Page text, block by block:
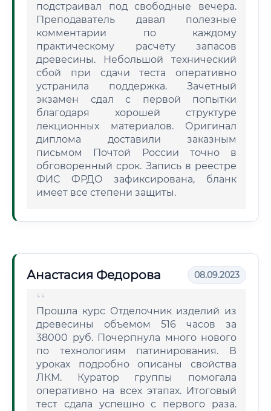
подстраивал под свободные вечера.
Преподаватель давал полезные
комментарии по каждому
практическому расчету запасов
древесины. Небольшой технический
сбой при сдачи теста оперативно
устранила поддержка. Зачетный
экзамен сдал с первой попытки
благодаря хорошей структуре
лекционных материалов. Оригинал
диплома доставили заказным
письмом Почтой России точно в
обговоренный срок. Запись в реестре
ФИС ФРДО зафиксирована, бланк
имеет все степени защиты.
Анастасия Федорова 08.09.2023
Прошла курс Отделочник изделий из
древесины объемом 516 часов за
38000 руб. Почерпнула много нового
по технологиям патинирования. В
уроках подробно описаны свойства
ЛКМ. Куратор группы помогала
оперативно на всех этапах. Итоговый
тест сдала успешно с первого раза.